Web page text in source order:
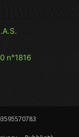
n°1816